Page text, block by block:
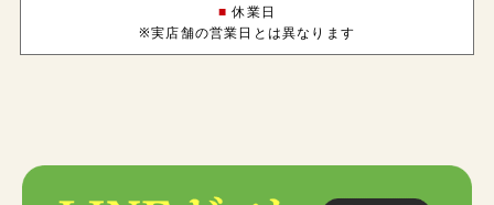
■ 休業日
※実店舗の営業日とは異なります